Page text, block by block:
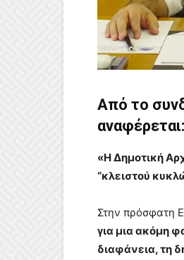
Από το
αναφέρεται:
«Η Δημοτική
“κλειστού
Στην πρόσφατη
για μια ακόμη
διαφάνεια, τη